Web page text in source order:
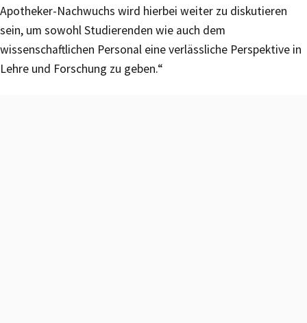
Apotheker-Nachwuchs wird hierbei weiter zu diskutieren
sein, um sowohl Studierenden wie auch dem
wissenschaftlichen Personal eine verlässliche Perspektive in
Lehre und Forschung zu geben.“